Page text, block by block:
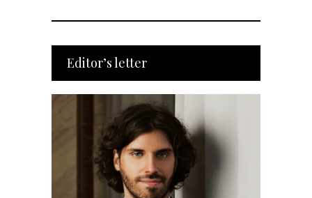
Editor’s letter